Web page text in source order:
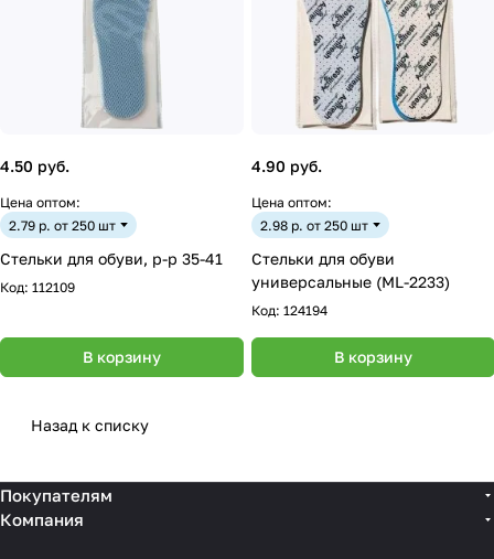
4.50 руб.
Цена оптом:
2.79 р. от 250 шт
Стельки для обуви, р-р 35-41
Код: 112109
В корзину
4.90 руб.
Цена оптом:
2.98 р. от 250 шт
Стельки для обуви
универсальные (ML-2233)
Код: 124194
В корзину
Назад к списку
Покупателям
Компания